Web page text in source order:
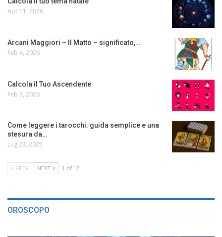
Apr 11, 2026
Arcani Maggiori – Il Matto – significato,…
Feb 4, 2026
Calcola il Tuo Ascendente
Feb 3, 2026
Come leggere i tarocchi: guida semplice e una
stesura da…
Lug 23, 2025
PREV NEXT 1 of 12
OROSCOPO